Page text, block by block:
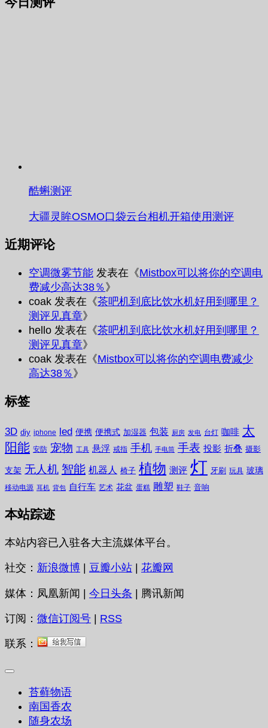
酷蝌测评
大疆灵眸OSMO口袋云台相机开箱使用测评
近期评论
空调微雾节能 发表在《Mistbox可以将你的空调电
费减少高达38％》
coak 发表在《茶吧机到底比饮水机好用到哪里？
测评见真章》
hello 发表在《茶吧机到底比饮水机好用到哪里？
测评见真章》
coak 发表在《Mistbox可以将你的空调电费减少
高达38％》
标签
3D diy iphone led 便携 便携式 加湿器 包装 厨房 发电 台灯 咖啡 太
阳能 安防 宠物 工具 悬浮 戒指 手机 手电筒 手表 投影 折叠 摄影
支架 无人机 智能 机器人 椅子 植物 测评 灯 牙刷 玩具 玻璃
移动电源 耳机 背包 自行车 艺术 花盆 蛋糕 雕塑 鞋子 音响
本站踪迹
本站内容已入驻各大主流媒体平台。
社交： 新浪微博 豆瓣小站 花瓣网
媒体：凤凰新闻 | 今日头条 | 腾讯新闻
订阅： 微信订阅号 | RSS
联系：
苔藓物语
南国香农
随身农场